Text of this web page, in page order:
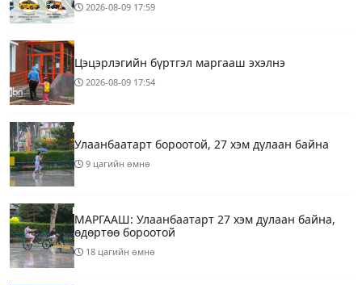
2026-08-09 17:59
Цэцэрлэгийн бүртгэл маргааш эхэлнэ
2026-08-09 17:54
Улаанбаатарт бороотой, 27 хэм дулаан байна
9 цагийн өмнө
МАРГААШ: Улаанбаатарт 27 хэм дулаан байна,
өдөртөө бороотой
18 цагийн өмнө